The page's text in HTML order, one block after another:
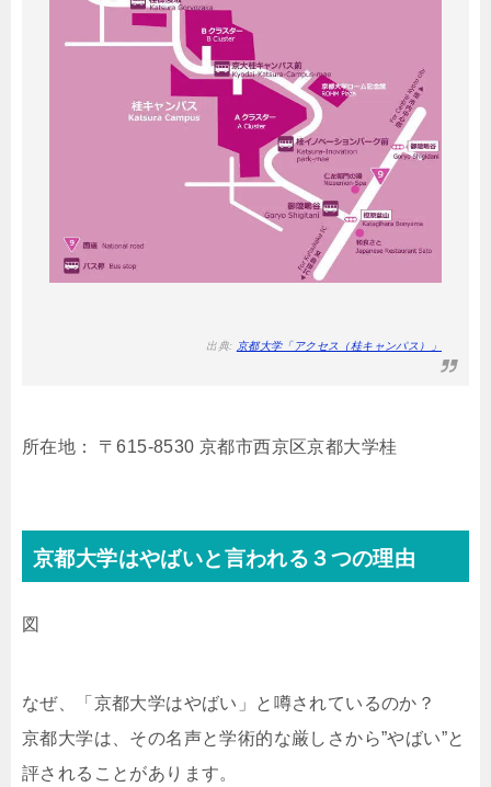
出典: 京都大学「アクセス（桂キャンパス）」
所在地： 〒615-8530 京都市西京区京都大学桂
京都大学はやばいと言われる３つの理由
図
なぜ、「京都大学はやばい」と噂されているのか？
京都大学は、その名声と学術的な厳しさから”やばい”と
評されることがあります。